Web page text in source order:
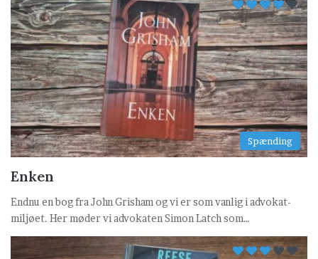
Spænding
Enken
Endnu en bog fra John Grisham og vi er som vanlig i advokat-
miljøet. Her møder vi advokaten Simon Latch som…